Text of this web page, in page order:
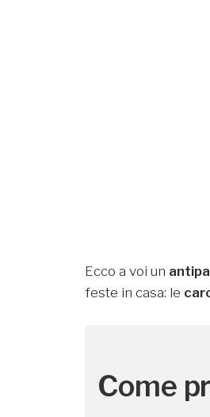
Ecco a voi un
feste in casa: le
Come